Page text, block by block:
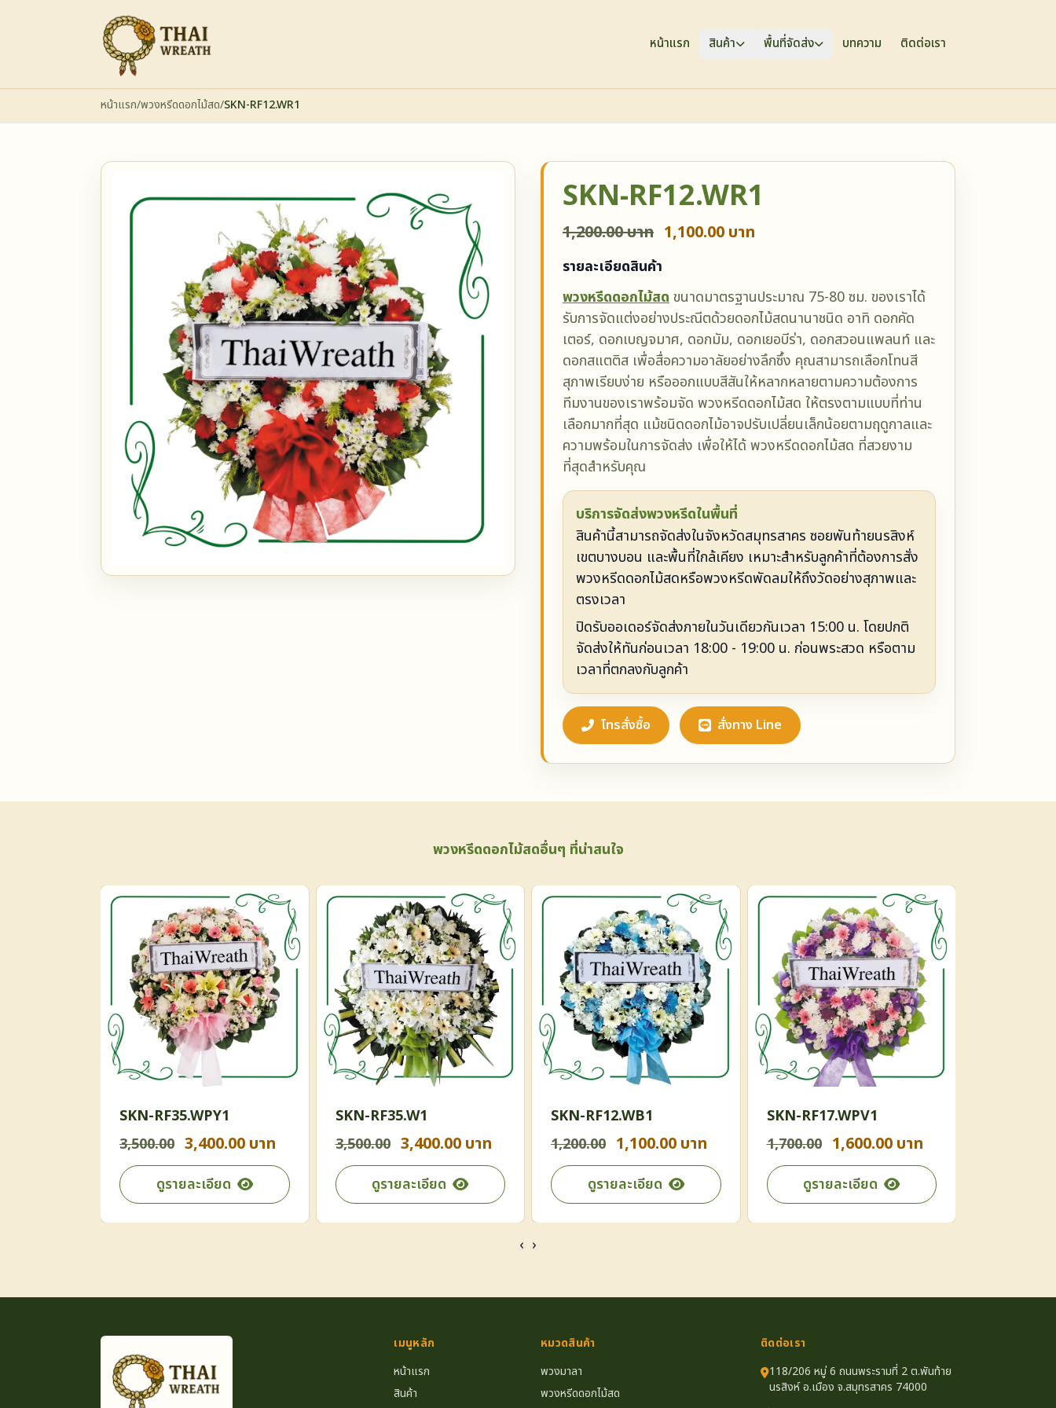
หน้าแรก สินค้า พื้นที่จัดส่ง บทความ ติดต่อเรา
หน้าแรก/พวงหรีดดอกไม้สด/SKN-RF12.WR1
SKN-RF12.WR1
1,200.00 บาท 1,100.00 บาท
รายละเอียดสินค้า
พวงหรีดดอกไม้สดขนาดมาตรฐานประมาณ 75-80 ซม. ของเราได้
รับการจัดแต่งอย่างประณีตด้วยดอกไม้สดนานาชนิด อาทิ ดอกคัด
เตอร์, ดอกเบญจมาศ, ดอกมัม, ดอกเยอบีร่า, ดอกสวอนแพลนท์ และ
ดอกสแตติส เพื่อสื่อความอาลัยอย่างลึกซึ้ง คุณสามารถเลือกโทนสี
สุภาพเรียบง่าย หรือออกแบบสีสันให้หลากหลายตามความต้องการ
ทีมงานของเราพร้อมจัด พวงหรีดดอกไม้สด ให้ตรงตามแบบที่ท่าน
เลือกมากที่สุด แม้ชนิดดอกไม้อาจปรับเปลี่ยนเล็กน้อยตามฤดูกาลและ
ความพร้อมในการจัดส่ง เพื่อให้ได้ พวงหรีดดอกไม้สด ที่สวยงาม
ที่สุดสำหรับคุณ
บริการจัดส่งพวงหรีดในพื้นที่
สินค้านี้สามารถจัดส่งในจังหวัดสมุทรสาคร ซอยพันท้ายนรสิงห์
เขตบางบอน และพื้นที่ใกล้เคียง เหมาะสำหรับลูกค้าที่ต้องการสั่ง
พวงหรีดดอกไม้สดหรือพวงหรีดพัดลมให้ถึงวัดอย่างสุภาพและ
ตรงเวลา
ปิดรับออเดอร์จัดส่งภายในวันเดียวกันเวลา 15:00 น. โดยปกติ
จัดส่งให้ทันก่อนเวลา 18:00 - 19:00 น. ก่อนพระสวด หรือตาม
เวลาที่ตกลงกับลูกค้า
โทรสั่งซื้อ สั่งทาง Line
พวงหรีดดอกไม้สดอื่นๆ ที่น่าสนใจ
SKN-RF35.WPY1
3,500.00 3,400.00 บาท
ดูรายละเอียด
SKN-RF35.W1
3,500.00 3,400.00 บาท
ดูรายละเอียด
SKN-RF12.WB1
1,200.00 1,100.00 บาท
ดูรายละเอียด
SKN-RF17.WPV1
1,700.00 1,600.00 บาท
ดูรายละเอียด
‹ ›
เมนูหลัก
หน้าแรก
สินค้า
หมวดสินค้า
พวงมาลา
พวงหรีดดอกไม้สด
ติดต่อเรา
118/206 หมู่ 6 ถนนพระรามที่ 2 ต.พันท้าย
นรสิงห์ อ.เมือง จ.สมุทรสาคร 74000